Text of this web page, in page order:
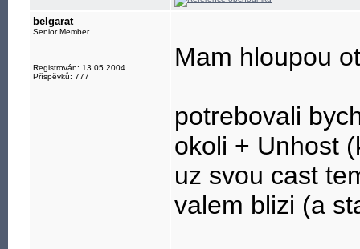
belgarat
Senior Member
Registrován: 13.05.2004
Příspěvků: 777
Mam hloupou
potrebovali
okoli + Unhost
uz svou cast
valem blizi (a